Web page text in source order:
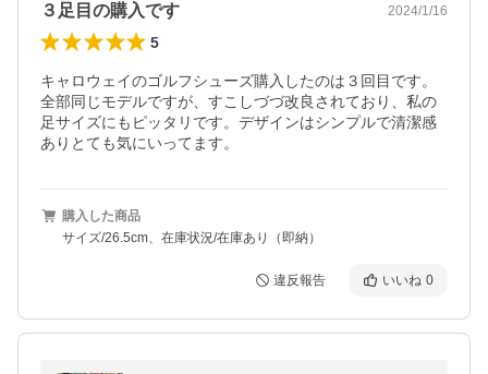
３足目の購入です 2024/1/16
5
キャロウェイのゴルフシューズ購入したのは３回目です。
全部同じモデルですが、すこしづづ改良されており、私の
足サイズにもピッタリです。デザインはシンプルで清潔感
ありとても気にいってます。
購入した商品
サイズ/26.5cm、在庫状況/在庫あり（即納）
違反報告 いいね 0